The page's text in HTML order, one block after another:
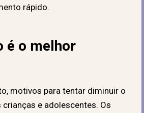
rápido.
é o melhor
motivos para tentar diminuir o
e adolescentes. Os